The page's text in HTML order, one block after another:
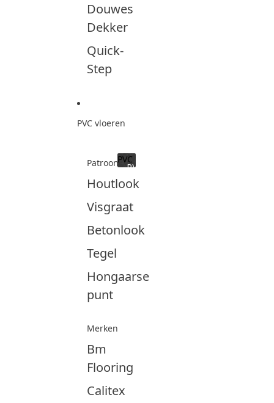
Douwes
Dekker
Quick-
Step
PVC vloeren
Patroon
Houtlook
Visgraat
Betonlook
Tegel
Hongaarse
punt
Merken
Bm
Flooring
Calitex
PVC
PVC